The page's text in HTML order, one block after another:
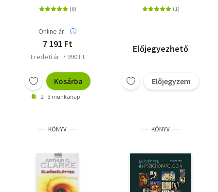
Online ár:
7 191 Ft
Eredeti ár: 7 990 Ft
Kosárba
2 - 3 munkanap
Előjegyezhető
Előjegyzem
KÖNYV KÖNYV